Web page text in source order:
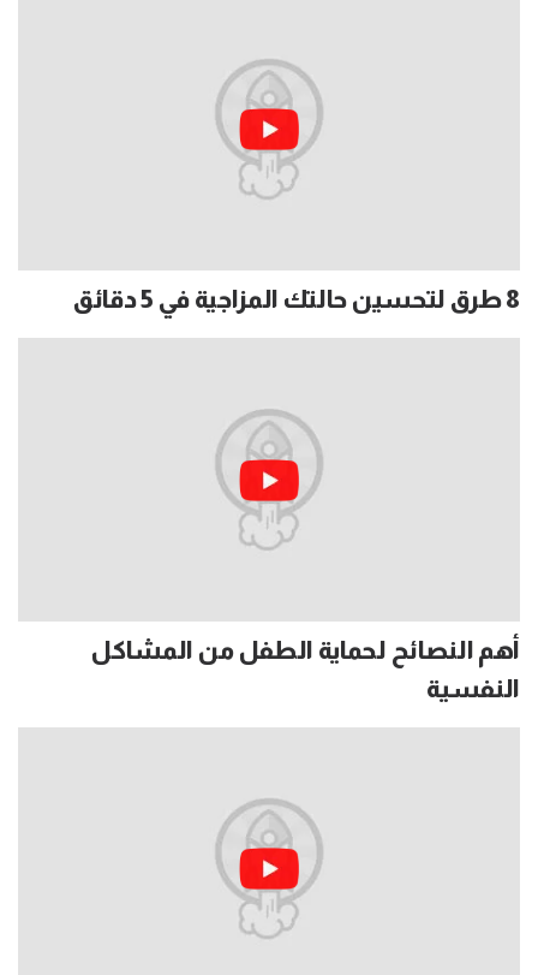
8 طرق لتحسين حالتك المزاجية في 5 دقائق
أهم النصائح لحماية الطفل من المشاكل
النفسية